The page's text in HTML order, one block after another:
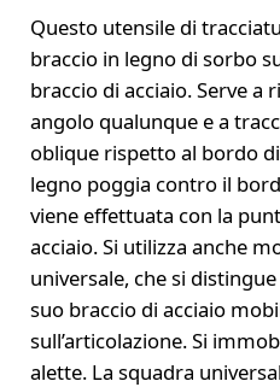
Questo utensile di
braccio in legno di sorbo
braccio di acciaio. Serve a
angolo qualunque e a
oblique rispetto al bordo
legno poggia contro il
viene effettuata con la
acciaio. Si utilizza anche
universale, che si
suo braccio di acciaio
sull’articolazione. Si
alette. La squadra